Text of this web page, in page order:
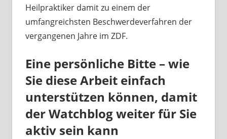
Heilpraktiker damit zu einem der
umfangreichsten Beschwerdeverfahren der
vergangenen Jahre im ZDF.
Eine persönliche Bitte – wie
Sie diese Arbeit einfach
unterstützen können, damit
der Watchblog weiter für Sie
aktiv sein kann